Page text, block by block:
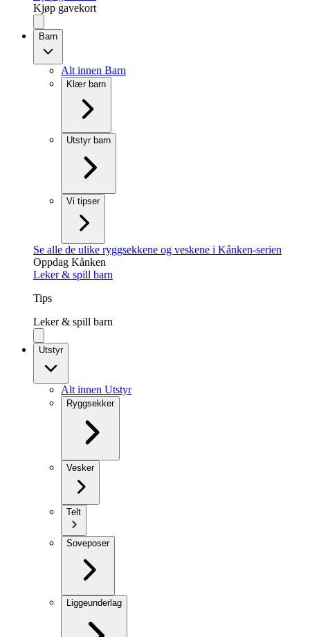
Kjøp gavekort
Barn
Alt innen Barn
Klær barn
Utstyr barn
Vi tipser
Se alle de ulike ryggsekkene og veskene i Kånken-serien
Oppdag Kånken
Leker & spill barn
Tips
Leker & spill barn
Utstyr
Alt innen Utstyr
Ryggsekker
Vesker
Telt
Soveposer
Liggeunderlag